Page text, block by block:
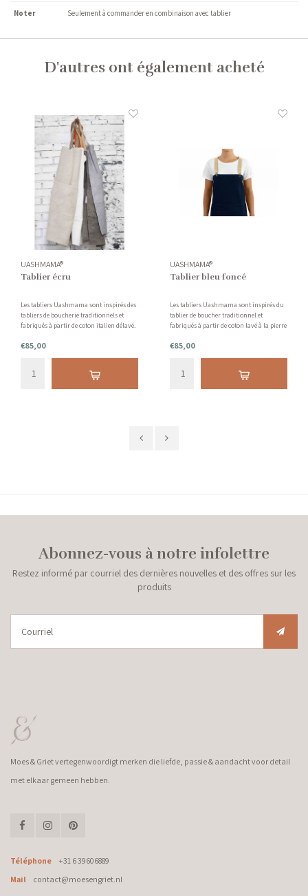
Noter Seulement à commander en combinaison avec tablier
D'autres ont également acheté
UASHMAMA®
Tablier écru
Les tabliers Uashmama sont inspirés des
tabliers de boucherie traditionnels et
fabriqués à partir de coton italien délavé.
couleurs.
€85,00
UASHMAMA®
Tablier bleu foncé
Les tabliers Uashmama sont inspirés du
tablier de boucher traditionnel et
fabriqués à partir de coton lavé à la pierre
couleurs.
€85,00
Abonnez-vous à notre infolettre
Restez informé par courriel des dernières nouvelles et des offres sur les
produits
Moes & Griet vertegenwoordigt merken die liefde, passie & aandacht voor detail
met elkaar gemeen hebben.
Téléphone
+31 6 39606889
Mail
contact@moesengriet.nl